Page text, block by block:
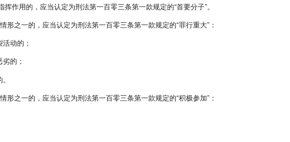
国，台湾是中国领土不可分割的一部分。极少数“台独”顽
害两岸同胞共同利益和中华民族根本利益。人民法院、人
法严惩“台独”顽固分子分裂国家、煽动分裂国家犯罪，坚
分裂出去为目的，组织、策划、实施下列行为之一的，依